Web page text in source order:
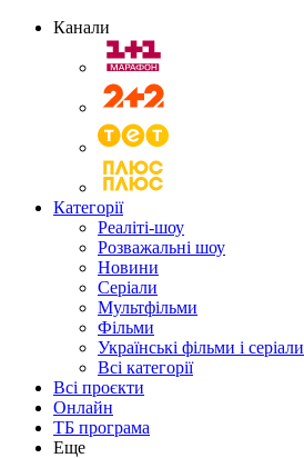
Канали
Категорії
Реаліті-шоу
Розважальні шоу
Новини
Серіали
Мультфільми
Фільми
Українські фільми і серіали
Всі категорії
Всі проєкти
Онлайн
ТБ програма
Еще